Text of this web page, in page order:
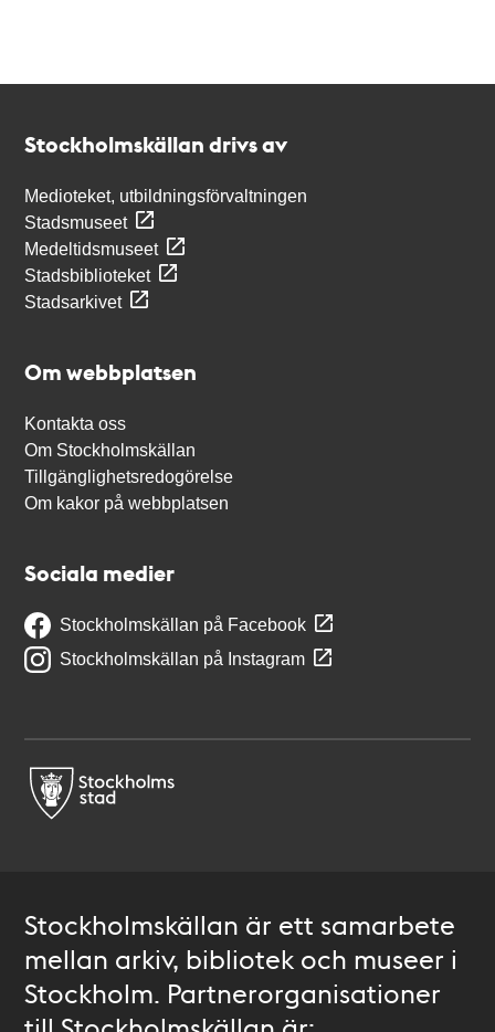
Stockholmskällan drivs av
Medioteket, utbildningsförvaltningen
Stadsmuseet
Medeltidsmuseet
Stadsbiblioteket
Stadsarkivet
Om webbplatsen
Kontakta oss
Om Stockholmskällan
Tillgänglighetsredogörelse
Om kakor på webbplatsen
Sociala medier
Stockholmskällan på Facebook
Stockholmskällan på Instagram
Stockholmskällan är ett samarbete
mellan arkiv, bibliotek och museer i
Stockholm. Partnerorganisationer